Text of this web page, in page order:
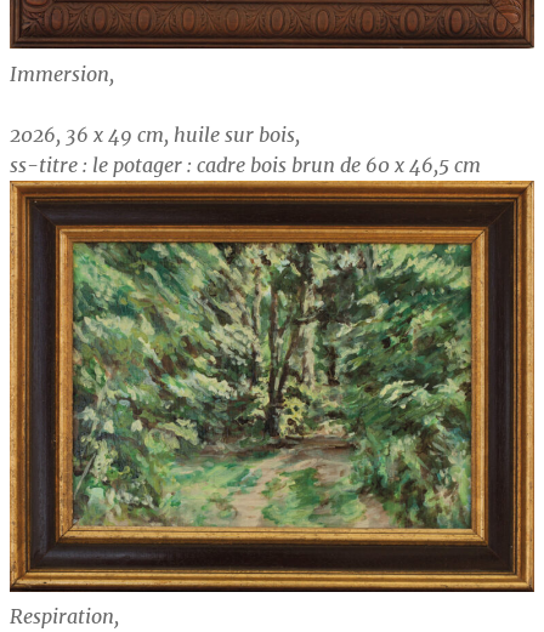
Immersion,
2026, 36 x 49 cm, huile sur bois,
ss-titre : le potager : cadre bois brun de 60 x 46,5 cm
Respiration,